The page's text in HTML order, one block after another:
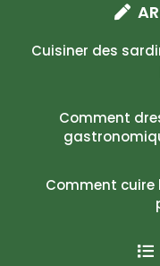
Cuisiner des
Comment
Comment cuire